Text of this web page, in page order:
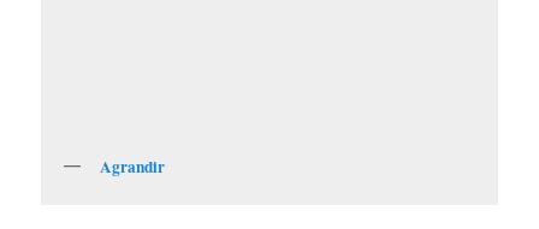
Agrandir